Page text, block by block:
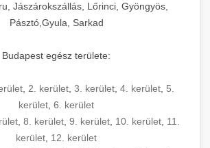
Jászárokszállás, Lőrinci, Gyöngyös,
Pásztó,Gyula, Sarkad
Budapest egész területe:
2. kerület 3. kerület 4. kerület 5.
kerület 6. kerület
, 8. kerület, 9. kerület, 10. kerület, 11.
kerület 12. kerület